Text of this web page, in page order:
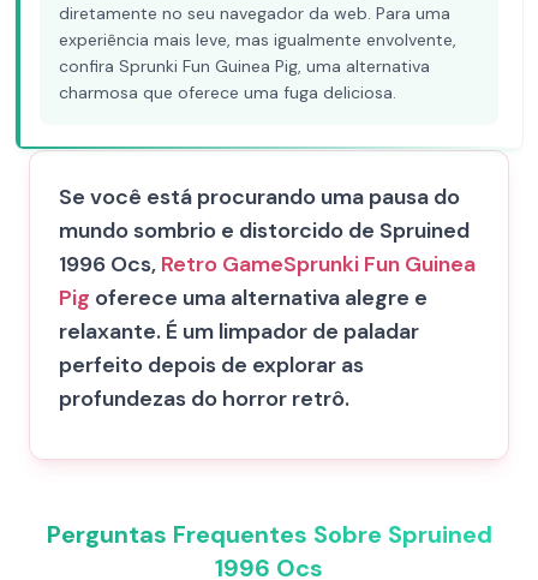
diretamente no seu navegador da web. Para uma
experiência mais leve, mas igualmente envolvente,
confira Sprunki Fun Guinea Pig, uma alternativa
charmosa que oferece uma fuga deliciosa.
Se você está procurando uma pausa do
mundo sombrio e distorcido de Spruined
1996 Ocs​, Retro GameSprunki Fun Guinea
Pig oferece uma alternativa alegre e
relaxante. É um limpador de paladar
perfeito depois de explorar as
profundezas do horror retrô.
Perguntas Frequentes Sobre Spruined
1996 Ocs​